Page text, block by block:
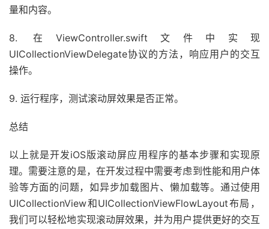
量和内容。
8. 在ViewController.swift文件中实现
UICollectionViewDelegate协议的方法，响应用户的交互
操作。
9. 运行程序，测试滚动屏效果是否正常。
总结
以上就是开发iOS版滚动屏应用程序的基本步骤和实现原
理。需要注意的是，在开发过程中需要考虑到性能和用户体
验等方面的问题，如异步加载图片、懒加载等。通过使用
UICollectionView和UICollectionViewFlowLayout布局，
我们可以轻松地实现滚动屏效果，并为用户提供更好的交互